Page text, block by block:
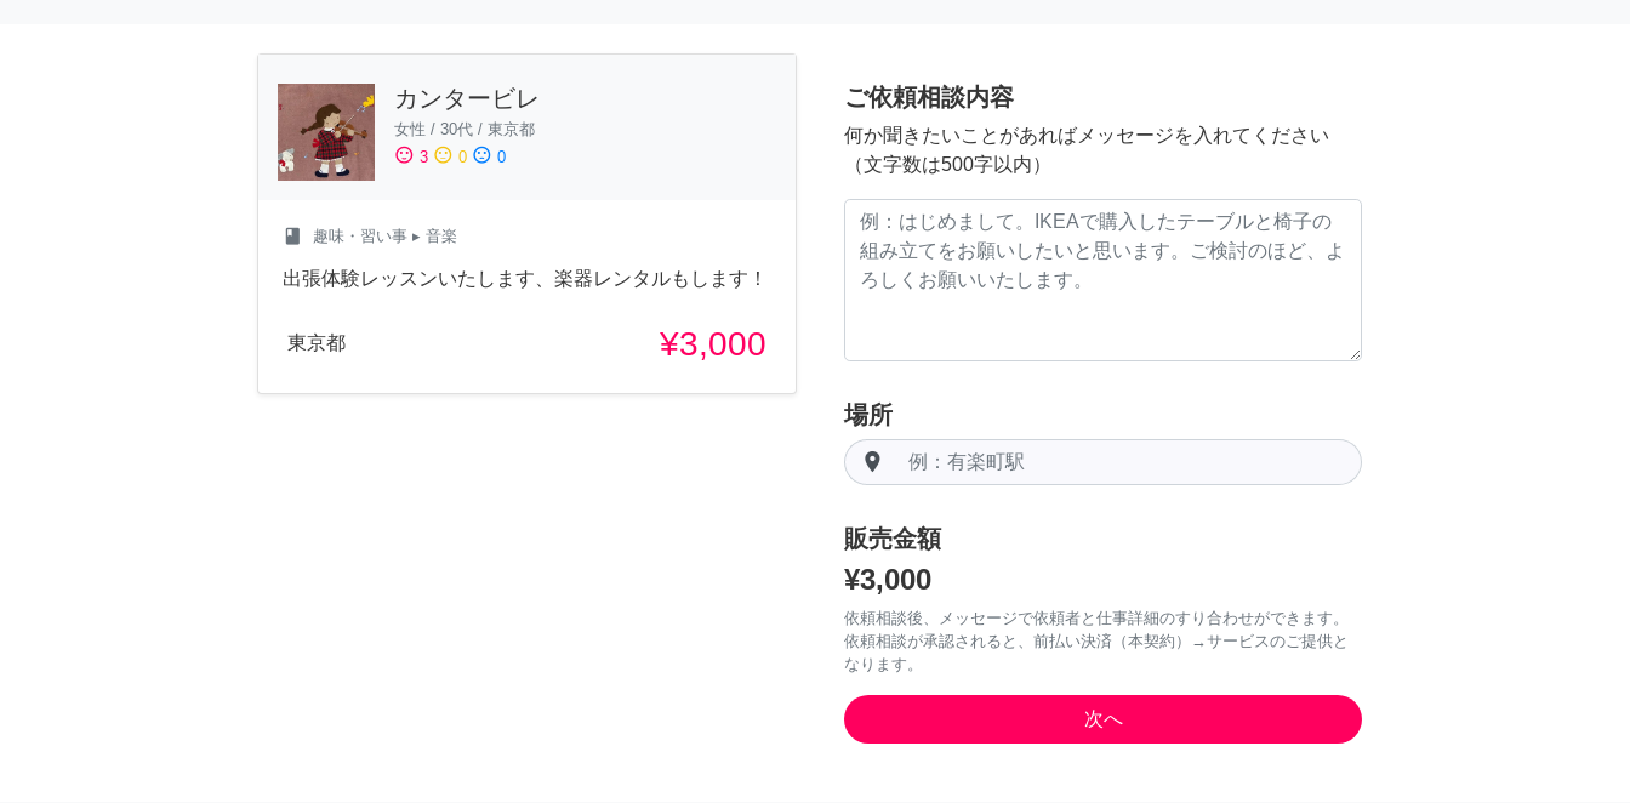
カンタービレ
女性 / 30代 / 東京都
sentiment_satisfied 3 sentiment_neutral 0 sentiment_dissatisfied 0
class 趣味・習い事 ▸ 音楽
出張体験レッスンいたします、楽器レンタルもします！
東京都 ¥3,000
ご依頼相談内容
何か聞きたいことがあればメッセージを入れてください
（文字数は500字以内）
場所
room
販売金額
¥3,000
依頼相談後、メッセージで依頼者と仕事詳細のすり合わせができます。
依頼相談が承認されると、前払い決済（本契約）→サービスのご提供と
なります。